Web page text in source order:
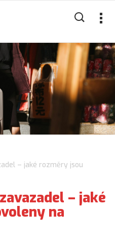
– jaké rozměry jsou
– jaké
na